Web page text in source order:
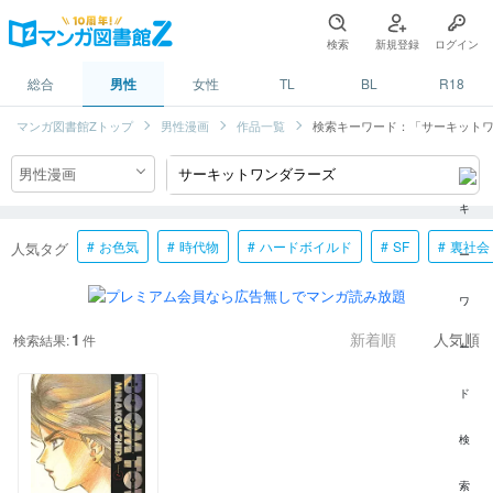
検索 新規登録 ログイン
総合 男性 女性 TL BL R18
マンガ図書館Zトップ 男性漫画 作品一覧 検索キーワード：「サーキット
人気タグ お色気 時代物 ハードボイルド SF 裏社会
検索結果:1 件 新着順 人気順